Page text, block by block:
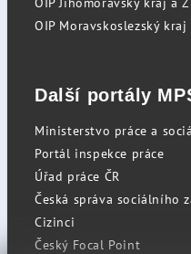
OIP Moravskoslezský
Další portály
Ministerstvo práce a
Portál inspekce práce
Úřad práce ČR
Česká správa sociálního
Cizinci
Český Focal Point